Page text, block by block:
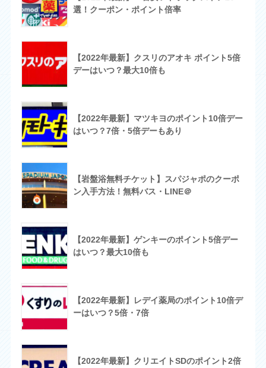
選！クーポン・ポイント倍率
【2022年最新】クスリのアオキ ポイント5倍
デーはいつ？最大10倍も
【2022年最新】マツキヨのポイント10倍デー
はいつ？7倍・5倍デーもあり
【岩盤浴無料チケット】スパジャポのクーポ
ン入手方法！無料バス・LINE＠
【2022年最新】ゲンキーのポイント5倍デー
はいつ？最大10倍も
【2022年最新】レデイ薬局のポイント10倍デ
ーはいつ？5倍・7倍
【2022年最新】クリエイトSDのポイント2倍